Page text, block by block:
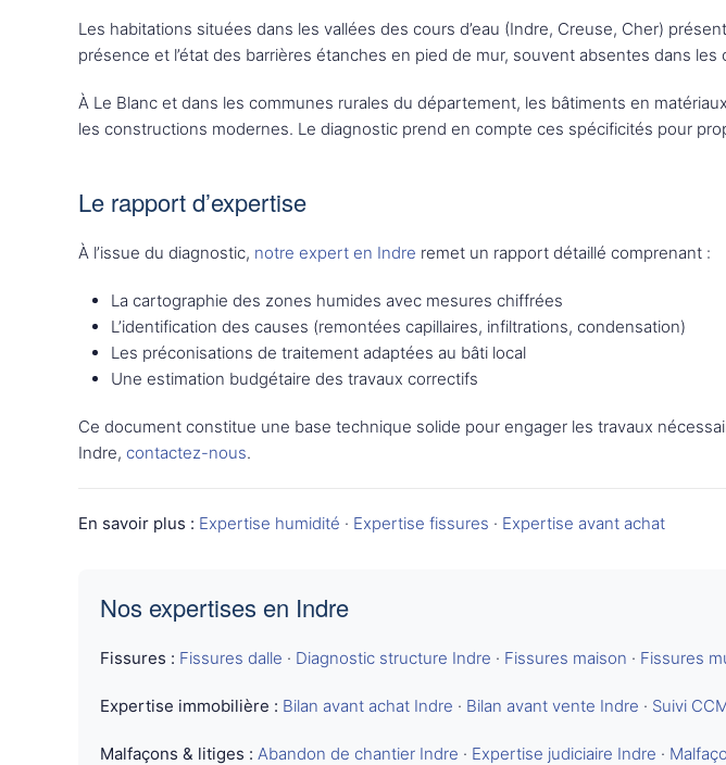
Les habitations situées dans les vallées des cours d’eau (Indre, Creuse, Cher)
présence et l’état des barrières étanches en pied de mur, souvent absentes dans
À Le Blanc et dans les communes rurales du département, les bâtiments en
les constructions modernes. Le diagnostic prend en compte ces spécificités pour
Le rapport d’expertise
À l’issue du diagnostic, notre expert en Indre remet un rapport détaillé comprenant :
La cartographie des zones humides avec mesures chiffrées
L’identification des causes (remontées capillaires, infiltrations, condensation)
Les préconisations de traitement adaptées au bâti local
Une estimation budgétaire des travaux correctifs
Ce document constitue une base technique solide pour engager les travaux
Indre, contactez-nous.
En savoir plus : Expertise humidité · Expertise fissures · Expertise avant achat
Nos expertises en Indre
Fissures : Fissures dalle · Diagnostic structure Indre · Fissures maison · Fissures
Expertise immobilière : Bilan avant achat Indre · Bilan avant vente Indre · Suivi
Malfaçons & litiges : Abandon de chantier Indre · Expertise judiciaire Indre ·